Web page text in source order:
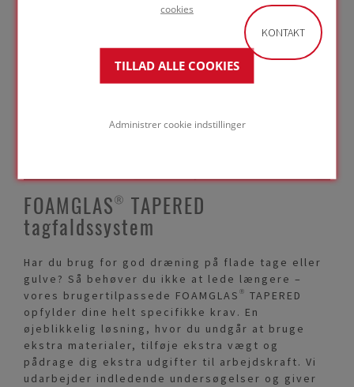
cookies
TILLAD ALLE COOKIES
Administrer cookie indstillinger
KONTAKT OS
FOAMGLAS® TAPERED
tagfaldssystem
Har du brug for god dræning på flade tage eller
gulve? Så behøver du ikke at lede længere –
vores brugertilpassede FOAMGLAS® TAPERED
opfylder dine helt specifikke krav. En
øjeblikkelig løsning, hvor du undgår at bruge
ekstra materialer, tilføje ekstra vægt og
pådrage dig ekstra udgifter til arbejdskraft. Vi
udarbejder indledende undersøgelser og giver
KONTAKT